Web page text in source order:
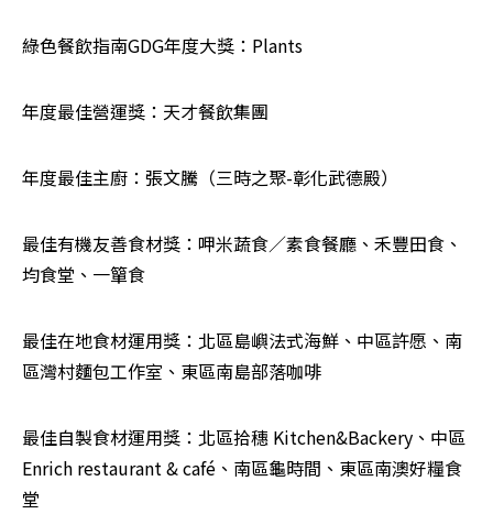
綠色餐飲指南GDG年度大獎：Plants
年度最佳營運獎：天才餐飲集團
年度最佳主廚：張文騰（三時之聚-彰化武德殿）
最佳有機友善食材獎：呷米蔬食／素食餐廳、禾豐田食、
均食堂、一簞食
最佳在地食材運用獎：北區島嶼法式海鮮、中區許愿、南
區灣村麵包工作室、東區南島部落咖啡
最佳自製食材運用獎：北區拾穗 Kitchen&Backery、中區
Enrich restaurant & café、南區龜時間、東區南澳好糧食
堂